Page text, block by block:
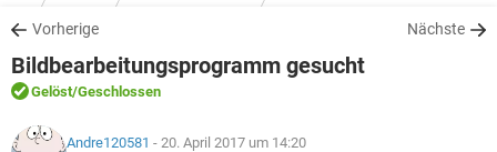
WINDOWS 10
WHATSAPP TIKTOK
FACEBOOK
SPIELE
WINDOWS 10
WHATSAPP
DOWNLOADS
SPIELE STREAMING
ANDROID
WINDOWS 10 INSTAGRAM
FORUM
SPIELE
LEXIKON
Vorherige Nächste
Bildbearbeitungsprogramm gesucht
Gelöst/Geschlossen
Andre120581 - 20. April 2017 um 14:20